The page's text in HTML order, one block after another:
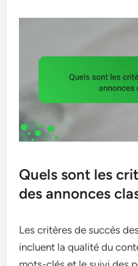
Quels sont les
des annonces
Les critères de succès
incluent la qualité du